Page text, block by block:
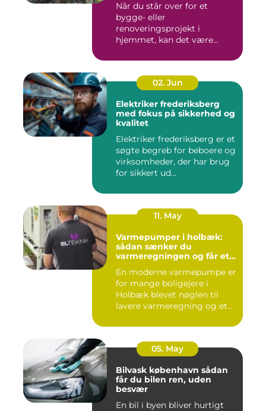
Når du står over for et
bygge- eller
renoveringsprojekt i
hjemmet, kan det være
02. Jun
Elektriker frederiksberg
med fokus på sikkerhed og
kvalitet
Elektriker frederiksberg er et
søgte begreb for beboere og
virksomheder, der har brug
for sikkert ud...
11. May
Varmepumper i holbæk:
sådan sænker du
varmeregningen og får et
En moderne varmepumpe er
for mange boligejere i
Holbæk blevet nøglen til
lavere varmeregning og et
05. May
Bilvask københavn sådan
får du bilen ren, uden
besvær
En bil i byen bliver hurtigt